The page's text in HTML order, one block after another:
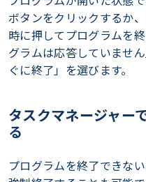
ボタンをクリックするか
時に押してプログラムを
グラムは応答していませ
ぐに終了」を選びます。
タスクマネージャー
る
プログラムを終了できな